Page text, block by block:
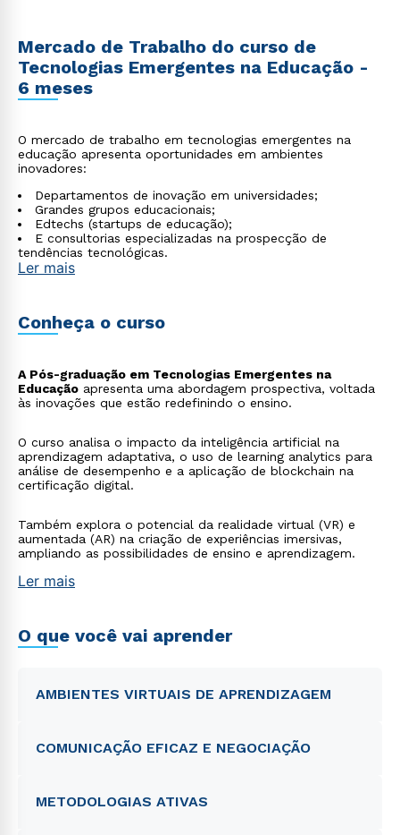
Mercado de Trabalho do curso de
Tecnologias Emergentes na Educação -
6 meses
O mercado de trabalho em tecnologias emergentes na
educação apresenta oportunidades em ambientes
inovadores:
Departamentos de inovação em universidades;
Grandes grupos educacionais;
Edtechs (startups de educação);
E consultorias especializadas na prospecção de
tendências tecnológicas.
Ler mais
Conheça o curso
A Pós-graduação em Tecnologias Emergentes na
Educação apresenta uma abordagem prospectiva, voltada
às inovações que estão redefinindo o ensino.
O curso analisa o impacto da inteligência artificial na
aprendizagem adaptativa, o uso de learning analytics para
análise de desempenho e a aplicação de blockchain na
certificação digital.
Também explora o potencial da realidade virtual (VR) e
aumentada (AR) na criação de experiências imersivas,
ampliando as possibilidades de ensino e aprendizagem.
Ler mais
O que você vai aprender
AMBIENTES VIRTUAIS DE APRENDIZAGEM
COMUNICAÇÃO EFICAZ E NEGOCIAÇÃO
METODOLOGIAS ATIVAS